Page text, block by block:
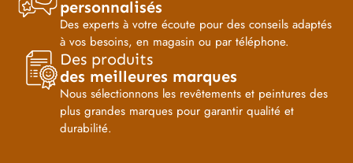
personnalisés
Des experts à votre écoute pour des conseils adaptés
à vos besoins, en magasin ou par téléphone.
Des produits
des meilleures marques
Nous sélectionnons les revêtements et peintures des
plus grandes marques pour garantir qualité et
durabilité.